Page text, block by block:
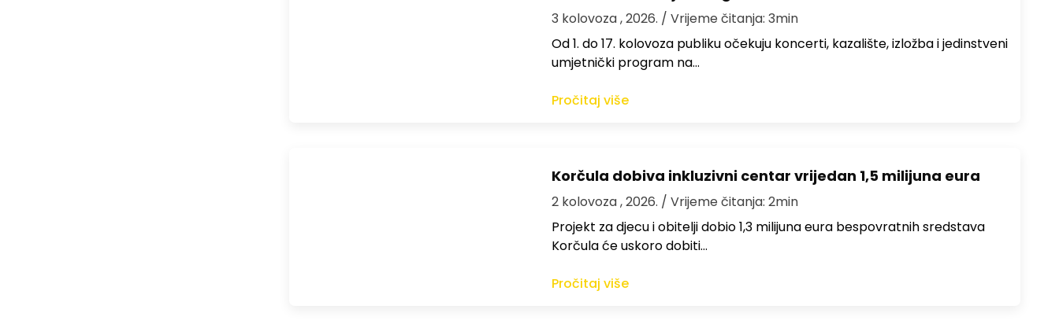
3 kolovoza , 2026. / Vrijeme čitanja: 3min
Od 1. do 17. kolovoza publiku očekuju koncerti, kazalište, izložba i jedinstveni
umjetnički program na…
Pročitaj više
Korčula dobiva inkluzivni centar vrijedan 1,5 milijuna eura
2 kolovoza , 2026. / Vrijeme čitanja: 2min
Projekt za djecu i obitelji dobio 1,3 milijuna eura bespovratnih sredstava
Korčula će uskoro dobiti…
Pročitaj više